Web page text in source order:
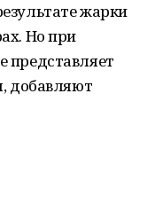
жарки
Но при
представляет
добавляют